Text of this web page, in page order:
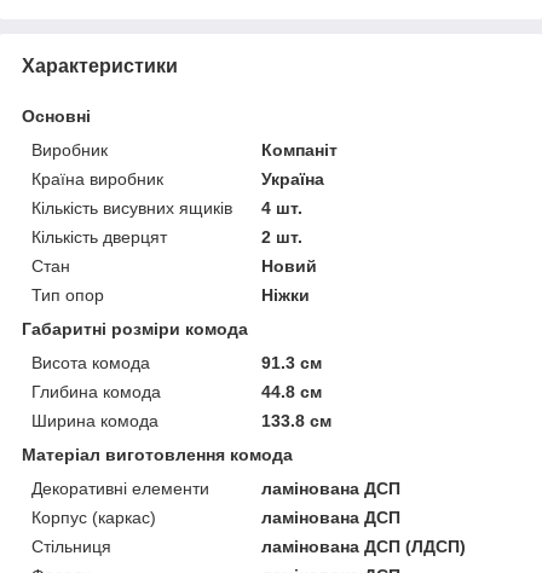
Характеристики
Основні
Виробник
Компаніт
Країна виробник
Україна
Кількість висувних ящиків
4 шт.
Кількість дверцят
2 шт.
Стан
Новий
Тип опор
Ніжки
Габаритні розміри комода
Висота комода
91.3 см
Глибина комода
44.8 см
Ширина комода
133.8 см
Матеріал виготовлення комода
Декоративні елементи
ламінована ДСП
Корпус (каркас)
ламінована ДСП
Стільниця
ламінована ДСП (ЛДСП)